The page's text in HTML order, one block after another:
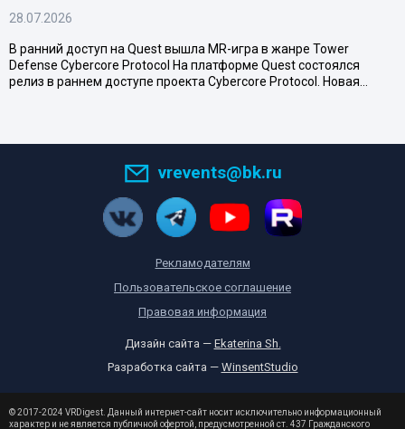
28.07.2026
В ранний доступ на Quest вышла MR-игра в жанре Tower
Defense Cybercore Protocol На платформе Quest состоялся
релиз в раннем доступе проекта Cybercore Protocol. Новая…
vrevents@bk.ru
Рекламодателям
Пользовательское соглашение
Правовая информация
Дизайн сайта — Ekaterina Sh.
Разработка сайта — WinsentStudio
© 2017-2024 VRDigest. Данный интернет-сайт носит исключительно информационный
характер и не является публичной офертой, предусмотренной ст. 437 Гражданского